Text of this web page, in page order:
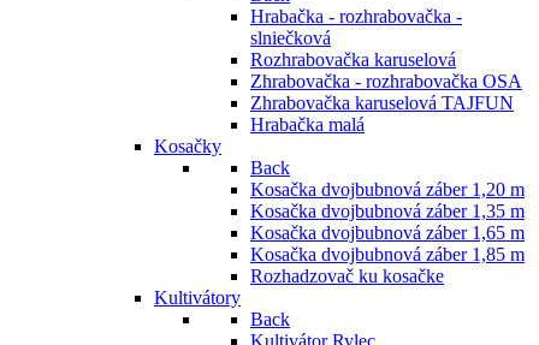
Hrabačka - rozhrabovačka -
slniečková
Rozhrabovačka karuselová
Zhrabovačka - rozhrabovačka OSA
Zhrabovačka karuselová TAJFUN
Hrabačka malá
Kosačky
Back
Kosačka dvojbubnová záber 1,20 m
Kosačka dvojbubnová záber 1,35 m
Kosačka dvojbubnová záber 1,65 m
Kosačka dvojbubnová záber 1,85 m
Rozhadzovač ku kosačke
Kultivátory
Back
Kultivátor Rylec